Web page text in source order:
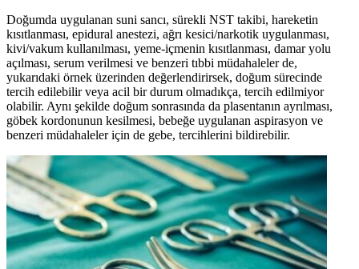
Doğumda uygulanan suni sancı, sürekli NST takibi, hareketin
kısıtlanması, epidural anestezi, ağrı kesici/narkotik uygulanması,
kivi/vakum kullanılması, yeme-içmenin kısıtlanması, damar yolu
açılması, serum verilmesi ve benzeri tıbbi müdahaleler de,
yukarıdaki örnek üzerinden değerlendirirsek, doğum sürecinde
tercih edilebilir veya acil bir durum olmadıkça, tercih edilmiyor
olabilir. Aynı şekilde doğum sonrasında da plasentanın ayrılması,
göbek kordonunun kesilmesi, bebeğe uygulanan aspirasyon ve
benzeri müdahaleler için de gebe, tercihlerini bildirebilir.